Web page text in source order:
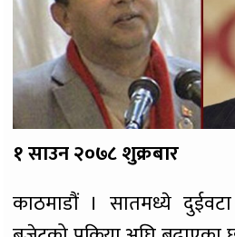
१ साउन २०७८ शुक्रबार
काठमाडौं । सातमध्ये